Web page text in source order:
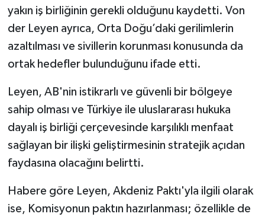
yakın iş birliğinin gerekli olduğunu kaydetti. Von
der Leyen ayrıca, Orta Doğu’daki gerilimlerin
azaltılması ve sivillerin korunması konusunda da
ortak hedefler bulunduğunu ifade etti.
Leyen, AB'nin istikrarlı ve güvenli bir bölgeye
sahip olması ve Türkiye ile uluslararası hukuka
dayalı iş birliği çerçevesinde karşılıklı menfaat
sağlayan bir ilişki geliştirmesinin stratejik açıdan
faydasına olacağını belirtti.
Habere göre Leyen, Akdeniz Paktı'yla ilgili olarak
ise, Komisyonun paktın hazırlanması; özellikle de